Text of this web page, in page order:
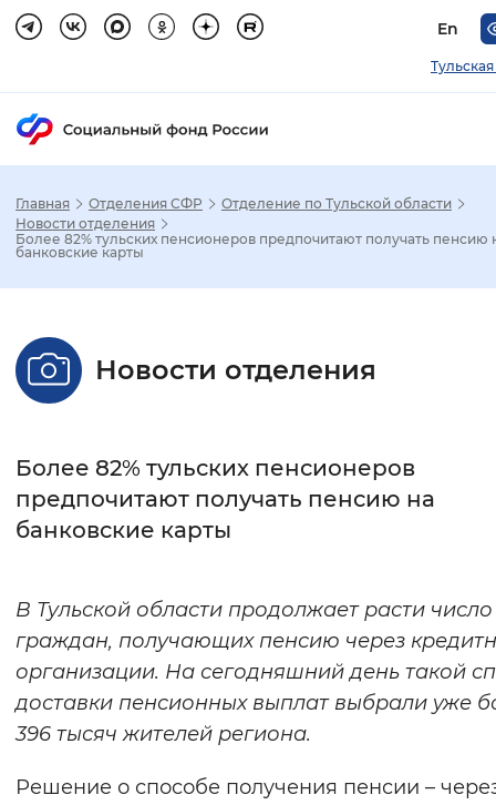
En
Стандартный Увеличенный
Без засечек С засечками
Интервал между буквами
Цвет сайта
Монохромный Инверсивный
Синий фон
Изображения
Главная Отделения СФР
Отделение по Тульской области
Новости отделения
Более 82% тульских пенсионеров предпочитают получать пенсию
банковские карты
Новости отделения
Более 82% тульских пенсионеров
предпочитают получать пенсию на
банковские карты
В Тульской области продолжает расти число
граждан, получающих пенсию через
организации. На сегодняшний день такой
доставки пенсионных выплат выбрали уже
396 тысяч жителей региона.
Решение о способе получения пенсии –